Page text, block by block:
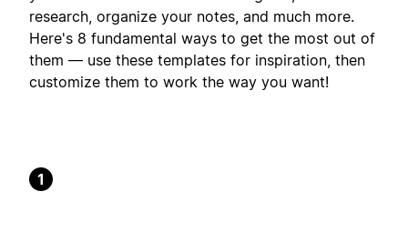
research, organize your notes, and much more.
Here's 8 fundamental ways to get the most out of
them — use these templates for inspiration, then
customize them to work the way you want!
1